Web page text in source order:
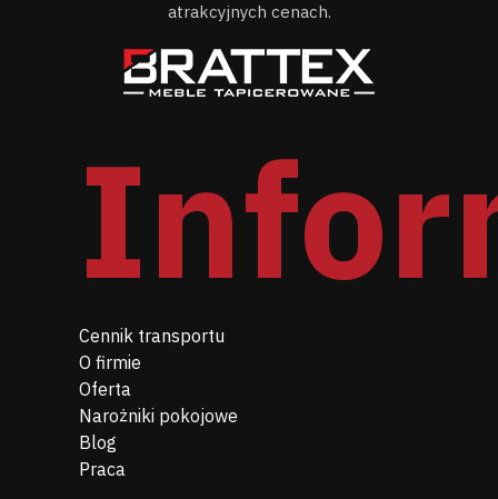
atrakcyjnych cenach.
Cennik transportu
O firmie
Oferta
Narożniki pokojowe
Blog
Praca